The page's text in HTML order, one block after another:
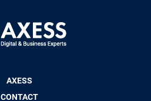
AXESS
CONTACT